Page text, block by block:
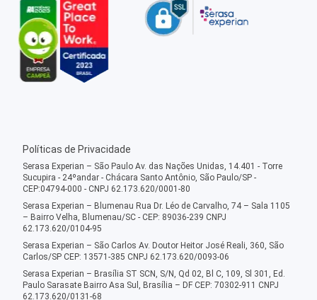
Políticas de Privacidade
Serasa Experian – São Paulo Av. das Nações Unidas, 14.401 - Torre
Sucupira - 24ºandar - Chácara Santo Antônio, São Paulo/SP -
CEP:04794-000 - CNPJ 62.173.620/0001-80
Serasa Experian – Blumenau Rua Dr. Léo de Carvalho, 74 – Sala 1105
– Bairro Velha, Blumenau/SC - CEP: 89036-239 CNPJ
62.173.620/0104-95
Serasa Experian – São Carlos Av. Doutor Heitor José Reali, 360, São
Carlos/SP CEP: 13571-385 CNPJ 62.173.620/0093-06
Serasa Experian – Brasília ST SCN, S/N, Qd 02, Bl C, 109, Sl 301, Ed.
Paulo Sarasate Bairro Asa Sul, Brasília – DF CEP: 70302-911 CNPJ
62.173.620/0131-68